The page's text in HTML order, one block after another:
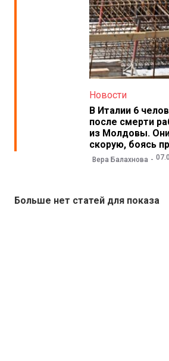
Новости
В Италии 6
после смерти
из Молдовы.
скорую, боясь
Вера Балахнова
Больше нет статей для показа